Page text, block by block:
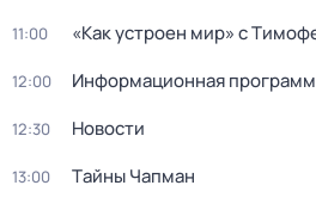
11:00 «Как устроен мир» с
12:00 Информационная
12:30 Новости
13:00 Тaйны Чапман